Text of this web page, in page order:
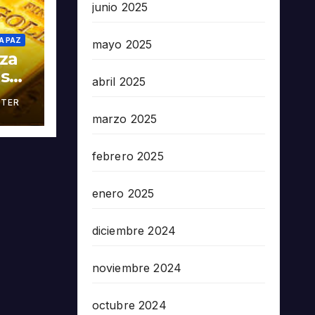
PAZ
junio 2025
mayo 2025
abril 2025
marzo 2025
febrero 2025
enero 2025
diciembre 2024
noviembre 2024
octubre 2024